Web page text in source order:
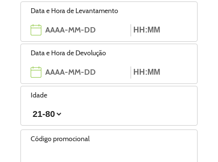
Data e Hora de Levantamento
Data e Hora de Devolução
Idade
Código promocional